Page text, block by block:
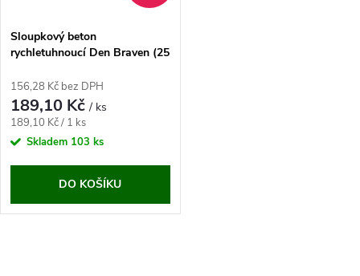
Sloupkový beton
rychletuhnoucí Den Braven (25
156,28 Kč bez DPH
189,10 Kč/ ks
Měrná
cena:
189,10 Kč / 1 ks
Skladem 103 ks
DO KOŠÍKU